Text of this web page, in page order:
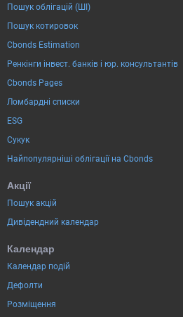
Пошук облігацій (ШІ)
Пошук котировок
Cbonds Estimation
Ренкінги інвест. банків і юр. консультантів
Cbonds Pages
Ломбардні списки
ESG
Сукук
Найпопулярніші облігації на Cbonds
Акції
Пошук акцій
Дивідендний календар
Календар
Календар подій
Дефолти
Розміщення